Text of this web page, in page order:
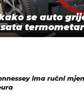
se auto
ima ručni